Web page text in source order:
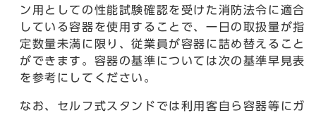
ン用としての性能試験確認を受けた消防法令に適合
している容器を使用することで、一日の取扱量が指
定数量未満に限り、従業員が容器に詰め替えること
ができます。容器の基準については次の基準早見表
を参考にしてください。
なお、セルフ式スタンドでは利用客自ら容器等にガ